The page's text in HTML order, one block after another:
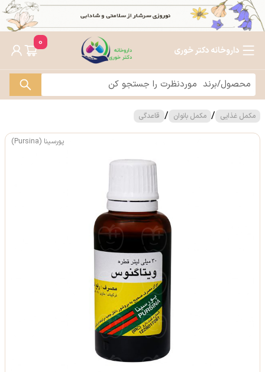
داروخانه دکتر خوری
0
مکمل غذایی / مکمل بانوان / قاعدگی
پورسینا (Pursina)